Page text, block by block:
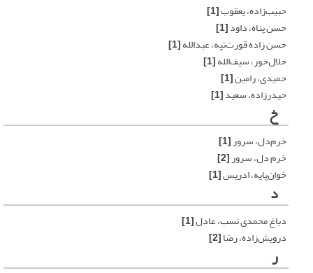
حبیب‌زاده، یعقوب[1]
حسن پناه، داود[1]
حسن زاده قورت‌تپه، عبدالله[1]
حلال‌خور، سیف‌الله[1]
حمیدی، رامین[1]
حیدرزاده، سعید[1]
خ
خرم‌دل، سرور[1]
خرم دل، سرور[2]
خوان‌پایه، ادریس[1]
د
دباغ محمدی نسب، عادل[1]
درویش‌زاده، رضا[2]
ر